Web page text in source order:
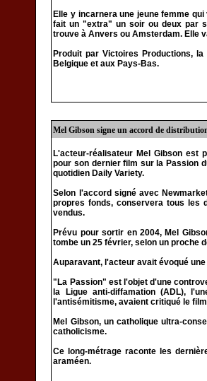
Elle y incarnera une jeune femme
fait un "extra" un soir ou deux par
trouve à Anvers ou Amsterdam. Elle
Produit par Victoires Productions,
Belgique et aux Pays-Bas.
Mel Gibson signe un accord de
L'acteur-réalisateur Mel Gibson est
pour son dernier film sur la Passion
quotidien Daily Variety.
Selon l'accord signé avec
propres fonds, conservera tous les
vendus.
Prévu pour sortir en 2004, Mel
tombe un 25 février, selon un proche
Auparavant, l'acteur avait évoqué
"La Passion" est l'objet d'une
la Ligue anti-diffamation (ADL),
l'antisémitisme, avaient critiqué le
Mel Gibson, un catholique ultra-
catholicisme.
Ce long-métrage raconte les
araméen.